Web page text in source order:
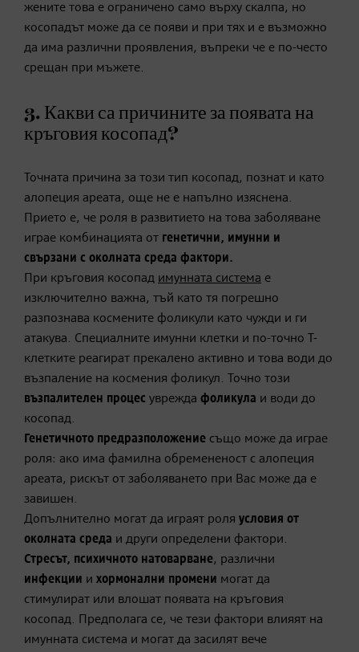
жените това е ограничено само върху скалпа, но
косопадът може да се появи и при тях и е възможно
да има различни проявления, въпреки че е по-често
срещан при мъжете.
3. Какви са причините за появата на
кръговия косопад?
Точната причина за този тип косопад, познат и като
алопеция ареата, още не е напълно изяснена.
Прието е, че роля в развитието на това заболяване
играе комбинацията от генетични, имунни и
свързани с околната среда фактори.
При кръговия косопад имунната система е
изключително важна, тъй като тя погрешно
разпознава космените фоликули като чужди и ги
атакува. Специалните имунни клетки и по-точно Т-
клетките реагират прекалено активно и това води до
възпаление на космения фоликул. Точно този
възпалителен процес уврежда фоликула и води до
косопад.
Генетичното предразположение също може да играе
роля: ако има фамилна обремененост с алопеция
ареата, рискът от заболяването при Вас може да е
завишен.
Допълнително могат да играят роля условия от
околната среда и други определени фактори.
Стресът, психичното натоварване, различни
инфекции и хормонални промени могат да
стимулират или влошат появата на кръговия
косопад. Предполага се, че тези фактори влияят на
имунната система и могат да засилят вече